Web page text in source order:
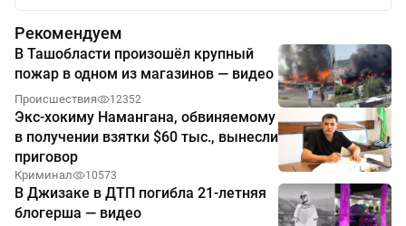
Рекомендуем
В Ташобласти произошёл крупный
пожар в одном из магазинов — видео
Происшествия 12352
Экс-хокиму Намангана, обвиняемому
в получении взятки $60 тыс., вынесли
приговор
Криминал 10573
В Джизаке в ДТП погибла 21-летняя
блогерша — видео